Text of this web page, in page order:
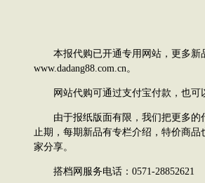
本报代购已开通专用网站，更多新
www.dadang88.com.cn。
网站代购可通过支付宝付款，也可
由于报纸版面有限，我们把更多的
止期，每期新品有专栏介绍，特价商
家分享。
搭档网服务电话：0571-28852621